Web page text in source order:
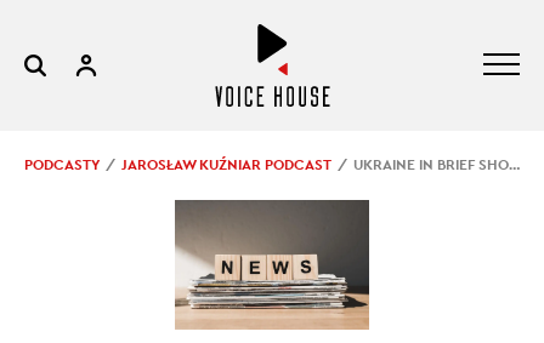
PODCASTY JAROSŁAW KUŹNIAR PODCAST UKRAINE IN BRIEF SHORT #164